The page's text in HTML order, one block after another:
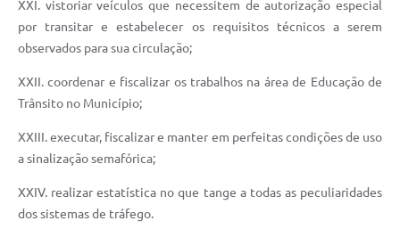
XXI. vistoriar veículos que necessitem de autorização especial
por transitar e estabelecer os requisitos técnicos a serem
observados para sua circulação;
XXII. coordenar e fiscalizar os trabalhos na área de Educação de
Trânsito no Município;
XXIII. executar, fiscalizar e manter em perfeitas condições de uso
a sinalização semafórica;
XXIV. realizar estatística no que tange a todas as peculiaridades
dos sistemas de tráfego.